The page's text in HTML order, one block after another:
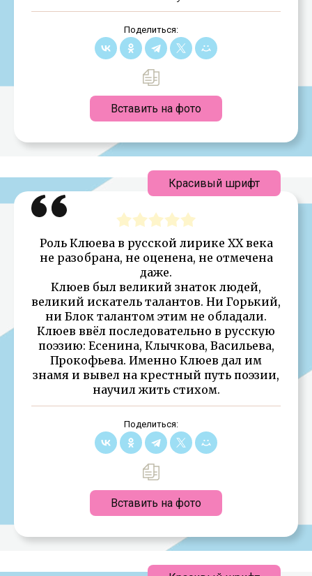
Поделиться:
Вставить на фото
Роль Клюева в русской лирике XX века
не разобрана, не оценена, не отмечена
даже.
Клюев был великий знаток людей,
великий искатель талантов. Ни Горький,
ни Блок талантом этим не обладали.
Клюев ввёл последовательно в русскую
поэзию: Есенина, Клычкова, Васильева,
Прокофьева. Именно Клюев дал им
знамя и вывел на крестный путь поэзии,
научил жить стихом.
Поделиться:
Вставить на фото
Красивый шрифт